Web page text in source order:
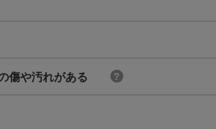
傷や汚れがある ?